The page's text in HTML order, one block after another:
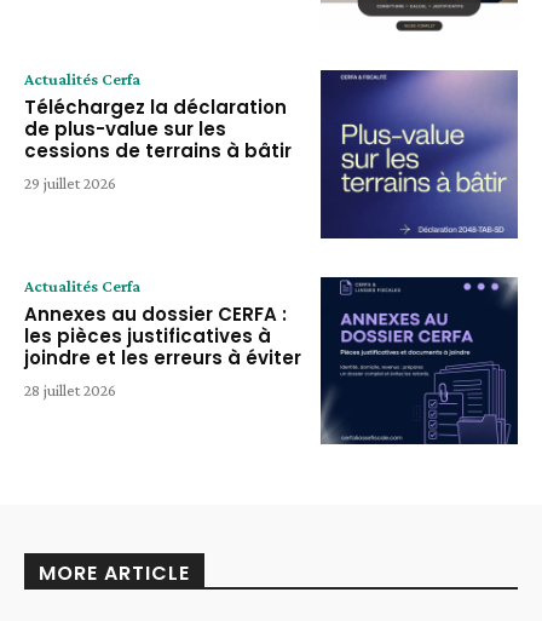
Actualités Cerfa
Téléchargez la déclaration
de plus-value sur les
cessions de terrains à bâtir
29 juillet 2026
Actualités Cerfa
Annexes au dossier CERFA :
les pièces justificatives à
joindre et les erreurs à éviter
28 juillet 2026
MORE ARTICLE